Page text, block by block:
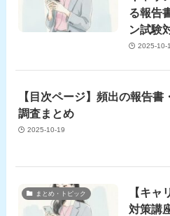
る報告
ン試験
2025-10-
【目次ページ】頻出の報告書・
調査まとめ
2025-10-19
まとめ・トピック
【キ
対策講